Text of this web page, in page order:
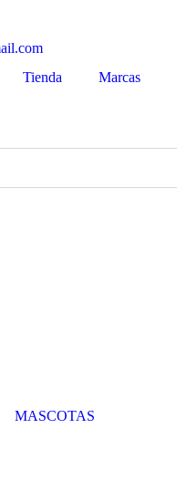
Tienda Marcas
MASCOTAS